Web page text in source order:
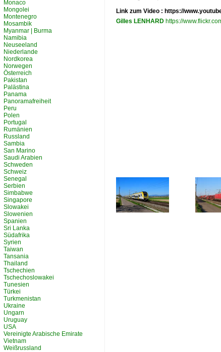
Link zum Video : https://
Gilles LENHARD https://
Monaco
Mongolei
Montenegro
Mosambik
Myanmar | Burma
Namibia
Neuseeland
Niederlande
Nordkorea
Norwegen
Österreich
Pakistan
Palästina
Panama
Panoramafreiheit
Peru
Polen
Portugal
Rumänien
Russland
Sambia
San Marino
Saudi Arabien
Schweden
Schweiz
Senegal
Serbien
Simbabwe
Singapore
Slowakei
Slowenien
Spanien
Sri Lanka
Südafrika
Syrien
Taiwan
Tansania
Thailand
Tschechien
Tschechoslowakei
Tunesien
Türkei
Turkmenistan
Ukraine
Ungarn
Uruguay
USA
Vereinigte Arabische Emirate
Vietnam
Weißrussland